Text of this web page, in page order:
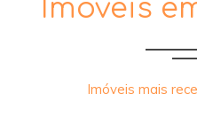
Imóveis
Imóveis mais